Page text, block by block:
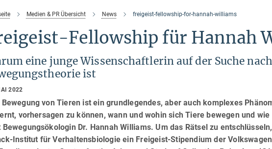
Medien & PR Übersicht News freigeist-fellowship-for-hannah-williams
Fellowship für Hannah
eine junge Wissenschaftlerin auf der Suche
ist
2022
Bewegung von Tieren ist ein grundlegendes, aber auch komplexes
vorhersagen zu können, wann und wohin sich Tiere bewegen und
Bewegungsökologin Dr. Hannah Williams. Um das Rätsel zu
Institut für Verhaltensbiologie ein Freigeist-Stipendium der